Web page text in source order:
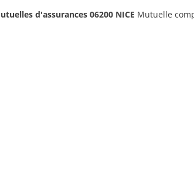
d'assurances 06200 NICE Mutuelle